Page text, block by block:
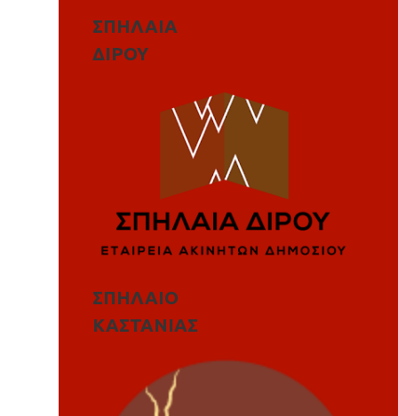
ΣΠΗΛΑΙΑ
ΔΙΡΟΥ
ΣΠΗΛΑΙΟ
ΚΑΣΤΑΝΙΑΣ